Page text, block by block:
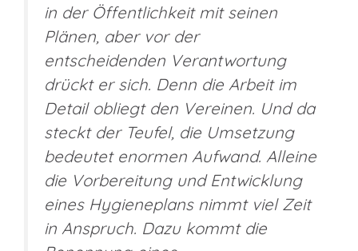
in der Öffentlichkeit mit seinen
Plänen, aber vor der
entscheidenden Verantwortung
drückt er sich. Denn die Arbeit im
Detail obliegt den Vereinen. Und da
steckt der Teufel, die Umsetzung
bedeutet enormen Aufwand. Alleine
die Vorbereitung und Entwicklung
eines Hygieneplans nimmt viel Zeit
in Anspruch. Dazu kommt die